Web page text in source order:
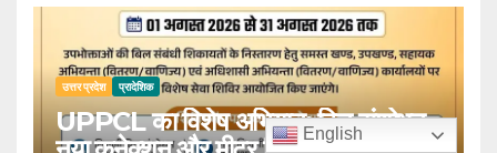
उत्तर प्रदेश प्रादेशिक
UPPCL का विशेष अभियान: बिल संशोधन,
English